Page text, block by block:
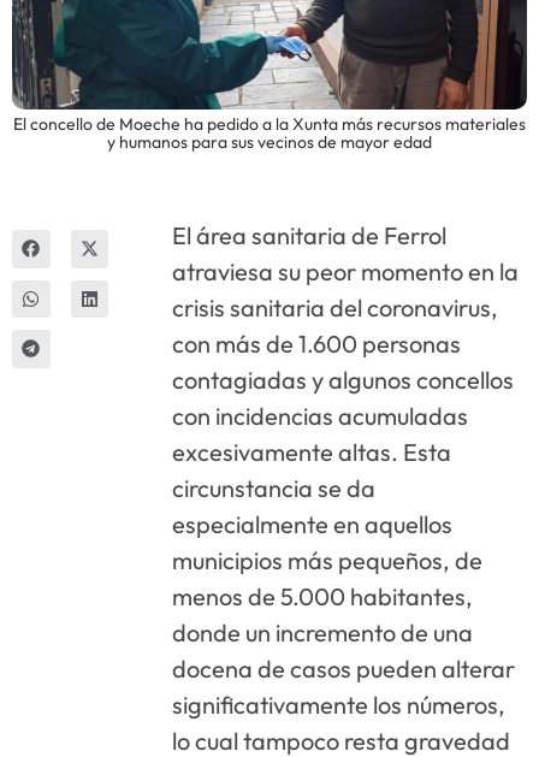
El concello de Moeche ha pedido a la Xunta más recursos materiales
y humanos para sus vecinos de mayor edad
El área sanitaria de Ferrol
atraviesa su peor momento en la
crisis sanitaria del coronavirus,
con más de 1.600 personas
contagiadas y algunos concellos
con incidencias acumuladas
excesivamente altas. Esta
circunstancia se da
especialmente en aquellos
municipios más pequeños, de
menos de 5.000 habitantes,
donde un incremento de una
docena de casos pueden alterar
significativamente los números,
lo cual tampoco resta gravedad